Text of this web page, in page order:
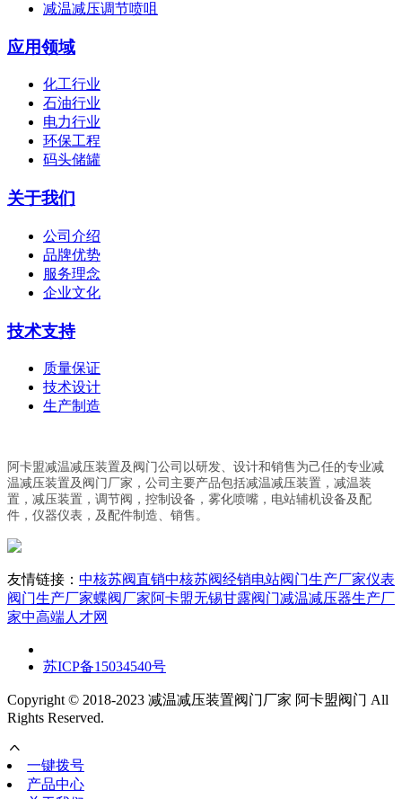
减温减压调节喷咀
应用领域
化工行业
石油行业
电力行业
环保工程
码头储罐
关于我们
公司介绍
品牌优势
服务理念
企业文化
技术支持
质量保证
技术设计
生产制造
阿卡盟减温减压装置及阀门公司以研发、设计和销售为己任的专业减
温减压装置及阀门厂家，公司主要产品包括减温减压装置，减温装
置，减压装置，调节阀，控制设备，雾化喷嘴，电站辅机设备及配
件，仪器仪表，及配件制造、销售。
友情链接： 中核苏阀直销中核苏阀经销电站阀门生产厂家仪表
阀门生产厂家蝶阀厂家阿卡盟无锡甘露阀门减温减压器生产厂
家中高端人才网
苏ICP备15034540号
Copyright © 2018-2023 减温减压装置阀门厂家 阿卡盟阀门 All
Rights Reserved.
一键拨号
产品中心